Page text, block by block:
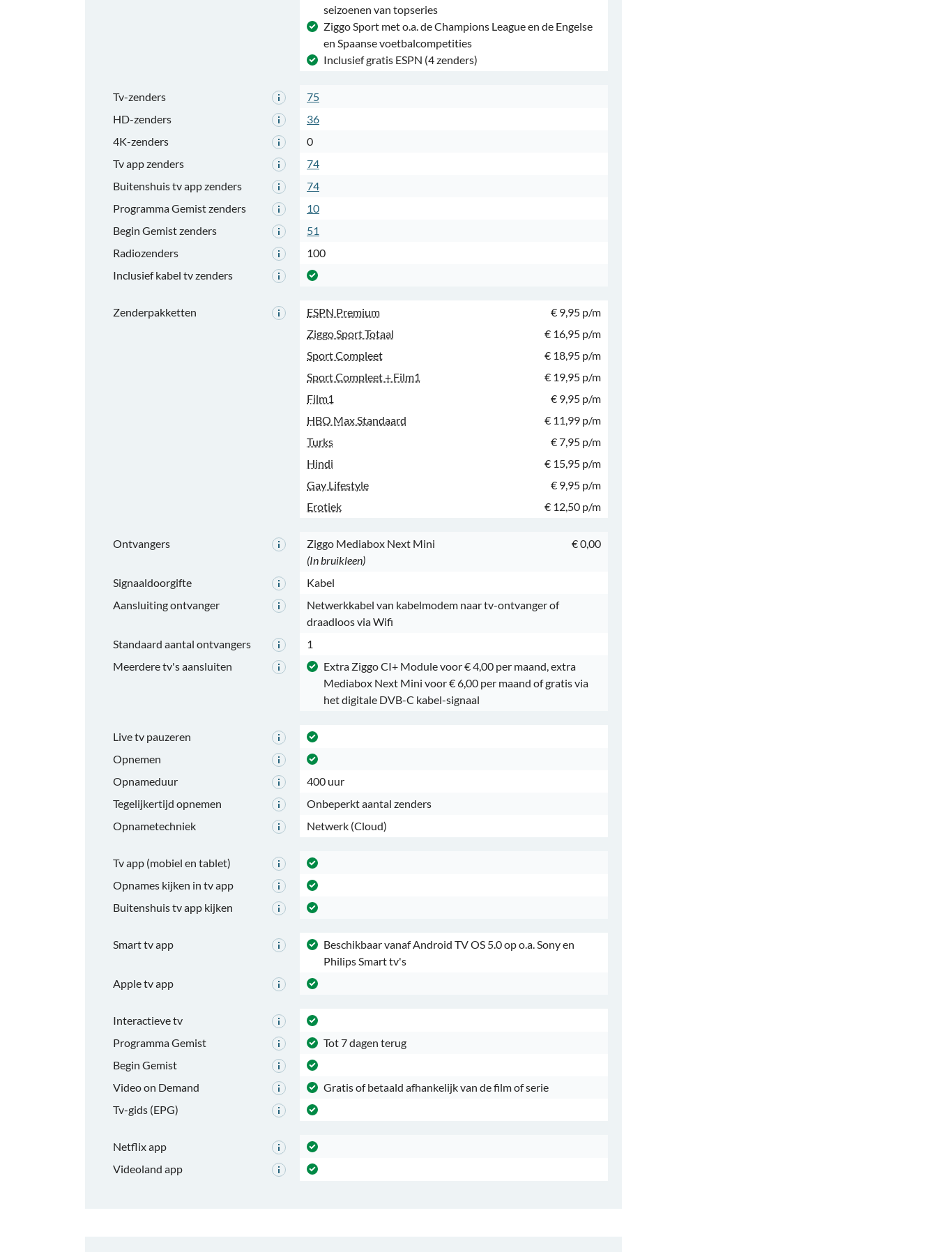
seizoenen van topseries
Ziggo Sport met o.a. de Champions League en de Engelse
en Spaanse voetbalcompetities
Inclusief gratis ESPN (4 zenders)
Tv-zenders
75
HD-zenders
36
4K-zenders
0
Tv app zenders
74
Buitenshuis tv app zenders
74
Programma Gemist zenders
10
Begin Gemist zenders
51
Radiozenders
100
Inclusief kabel tv zenders
Zenderpakketten ESPN Premium
€ 9,95 p/m
Ziggo Sport Totaal
€ 16,95 p/m
Sport Compleet
€ 18,95 p/m
Sport Compleet + Film1
€ 19,95 p/m
Film1
€ 9,95 p/m
HBO Max Standaard
€ 11,99 p/m
Turks
€ 7,95 p/m
Hindi
€ 15,95 p/m
Gay Lifestyle
€ 9,95 p/m
Erotiek
€ 12,50 p/m
Ontvangers Ziggo Mediabox Next Mini
€ 0,00
(In bruikleen)
Signaaldoorgifte
Kabel
Aansluiting ontvanger
Netwerkkabel van kabelmodem naar tv-ontvanger of
draadloos via Wifi
Standaard aantal ontvangers
1
Meerdere tv's aansluiten
Extra Ziggo CI+ Module voor € 4,00 per maand, extra
Mediabox Next Mini voor € 6,00 per maand of gratis via
het digitale DVB-C kabel-signaal
Live tv pauzeren
Opnemen
Opnameduur
400 uur
Tegelijkertijd opnemen
Onbeperkt aantal zenders
Opnametechniek
Netwerk (Cloud)
Tv app (mobiel en tablet)
Opnames kijken in tv app
Buitenshuis tv app kijken
Smart tv app
Beschikbaar vanaf Android TV OS 5.0 op o.a. Sony en
Philips Smart tv's
Apple tv app
Interactieve tv
Programma Gemist
Tot 7 dagen terug
Begin Gemist
Video on Demand
Gratis of betaald afhankelijk van de film of serie
Tv-gids (EPG)
Netflix app
Videoland app